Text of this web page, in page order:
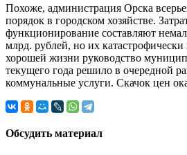
Похоже, администрация Орска
порядок в городском хозяйстве.
функционирование составляют
млрд. рублей, но их катастрофически
хорошей жизни руководство
текущего года решило в очередной
коммунальные услуги. Скачок цен
Обсудить материал